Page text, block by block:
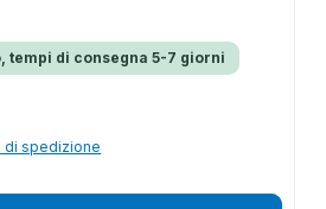
tempi di consegna 5-7 giorni
di spedizione